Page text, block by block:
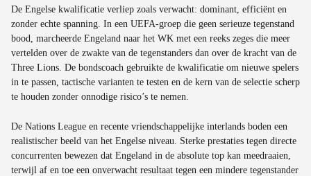
De Engelse kwalificatie verliep zoals verwacht: dominant, efficiënt en
zonder echte spanning. In een UEFA-groep die geen serieuze tegenstand
bood, marcheerde Engeland naar het WK met een reeks zeges die meer
vertelden over de zwakte van de tegenstanders dan over de kracht van de
Three Lions. De bondscoach gebruikte de kwalificatie om nieuwe spelers
in te passen, tactische varianten te testen en de kern van de selectie scherp
te houden zonder onnodige risico’s te nemen.
De Nations League en recente vriendschappelijke interlands boden een
realistischer beeld van het Engelse niveau. Sterke prestaties tegen directe
concurrenten bewezen dat Engeland in de absolute top kan meedraaien,
terwijl af en toe een onverwacht resultaat tegen een mindere tegenstander